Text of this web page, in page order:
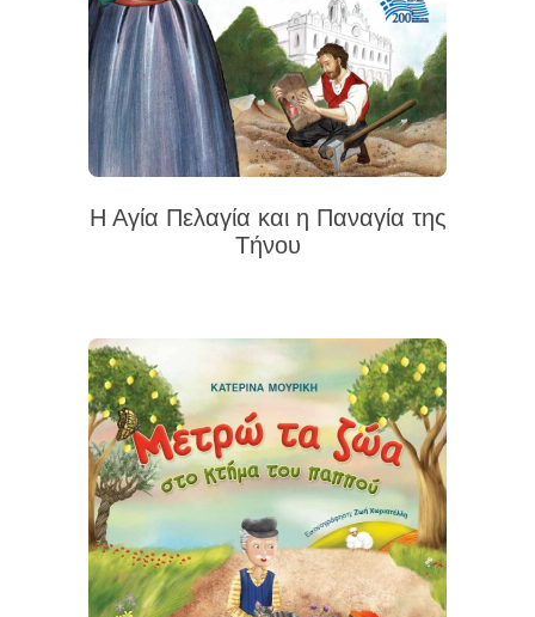
Η Αγία Πελαγία και η Παναγία της
Τήνου